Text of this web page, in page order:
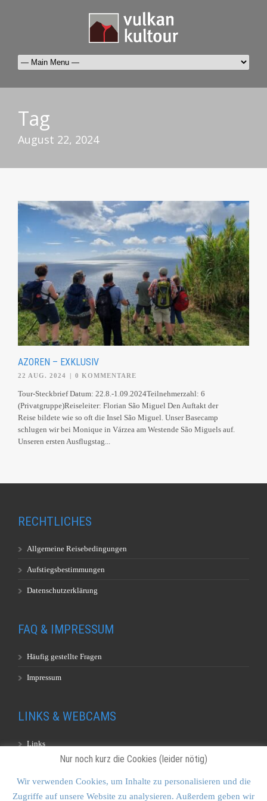
Tag
August 22, 2024
AZOREN – EXKLUSIV
22 AUG. 2024 | 0 KOMMENTARE
Tour-Steckbrief Datum: 22.8.-1.09.2024Teilnehmerzahl: 6
(Privatgruppe)Reiseleiter: Florian São Miguel Den Auftakt der
Reise bildete wie so oft die Insel São Miguel. Unser Basecamp
schlugen wir bei Monique in Várzea am Westende São Miguels auf.
Unseren ersten Ausflugstag...
RECHTLICHES
Allgemeine Reisebedingungen
Aufstiegsbestimmungen
Datenschutzerklärung
FAQ & IMPRESSUM
Häufig gestellte Fragen
Impressum
LINKS & WEBCAMS
Links
Nur noch kurz die Cookies (leider nötig)
Wir verwenden Cookies, um Inhalte zu personalisieren und die
Zugriffe auf unsere Website zu analysieren. Außerdem geben wir